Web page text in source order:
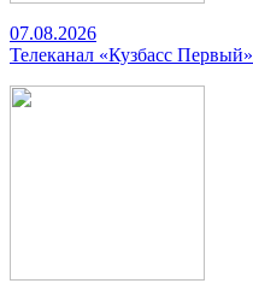
07.08.2026
Телеканал «Кузбасс